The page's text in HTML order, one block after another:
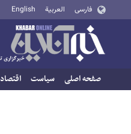
فارسی العربية English
صفحه اصلی سیاست اقتصاد